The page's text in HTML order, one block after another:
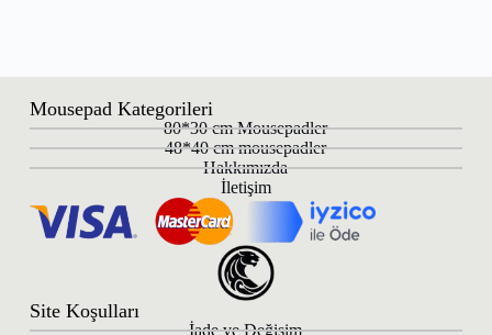
Mousepad Kategorileri
80*30 cm Mousepadler
48*40 cm mousepadler
Hakkımızda
İletişim
Site Koşulları
İade ve Değişim